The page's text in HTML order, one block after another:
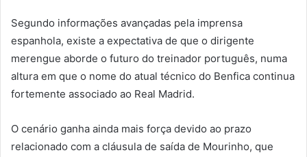
Segundo informações avançadas pela imprensa
espanhola, existe a expectativa de que o dirigente
merengue aborde o futuro do treinador português, numa
altura em que o nome do atual técnico do Benfica continua
fortemente associado ao Real Madrid.
O cenário ganha ainda mais força devido ao prazo
relacionado com a cláusula de saída de Mourinho, que